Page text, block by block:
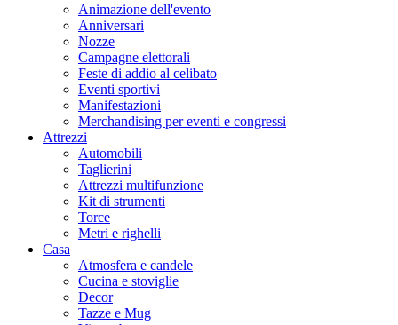
Animazione dell'evento
Anniversari
Nozze
Campagne elettorali
Feste di addio al celibato
Eventi sportivi
Manifestazioni
Merchandising per eventi e congressi
Attrezzi
Automobili
Taglierini
Attrezzi multifunzione
Kit di strumenti
Torce
Metri e righelli
Casa
Atmosfera e candele
Cucina e stoviglie
Decor
Tazze e Mug